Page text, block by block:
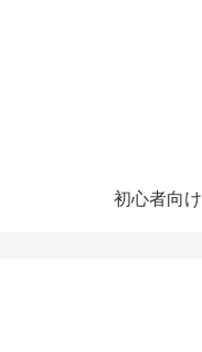
初心者向け